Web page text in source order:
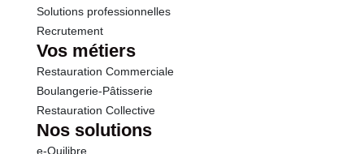
Solutions professionnelles
Recrutement
Vos métiers
Restauration Commerciale
Boulangerie-Pâtisserie
Restauration Collective
Nos solutions
e-Quilibre